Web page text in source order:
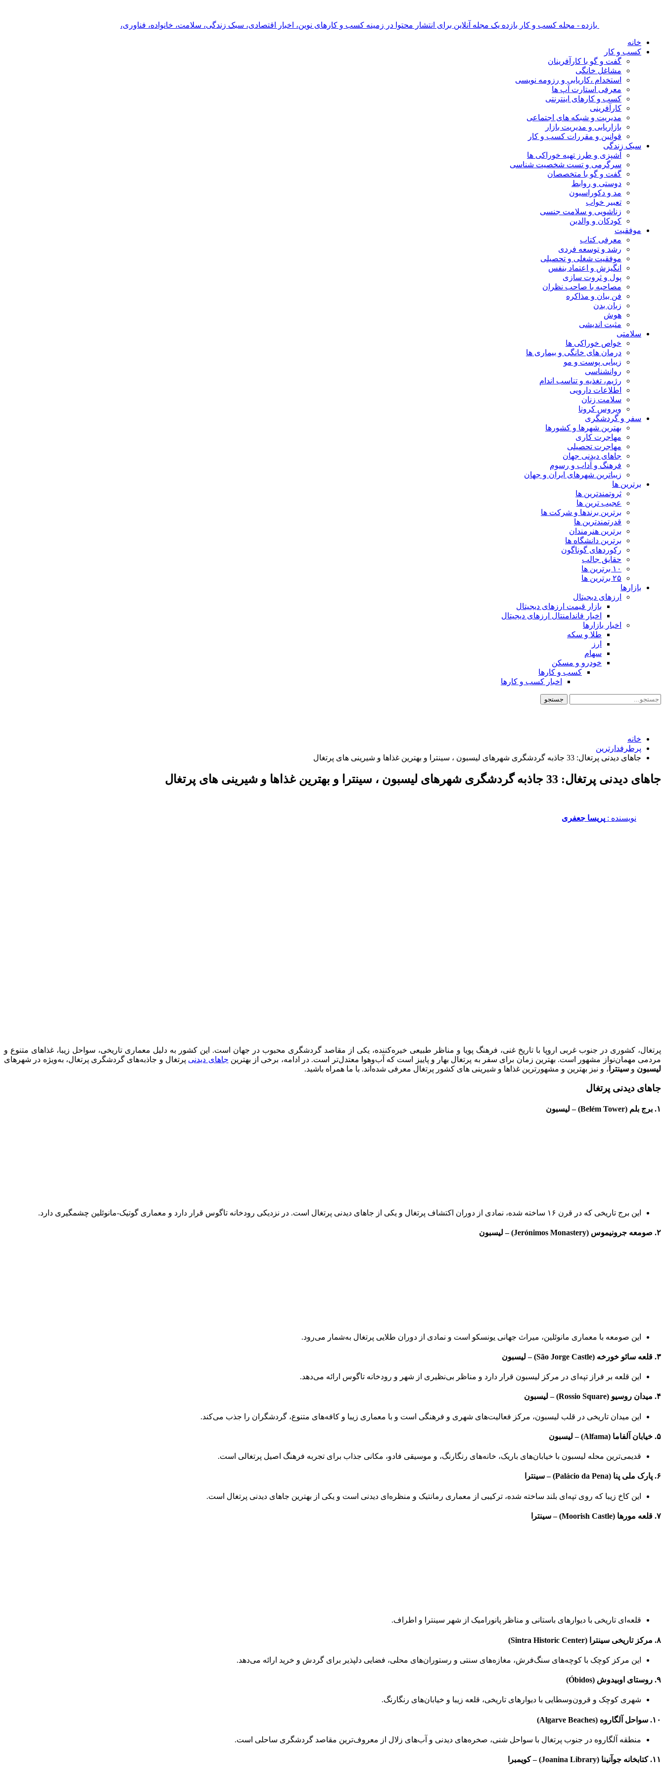
بازده - مجله کسب و کار بازده یک مجله آنلاین برای انتشار محتوا در زمینه کسب و کارهای نوین، اخبار اقتصادی، سبک زندگی، سلامت، خانواده، فناوری،
خانه
کسب و کار
گفت و گو با کارآفرینان
مشاغل خانگی
استخدام ،کاریابی و رزومه نویسی
معرفی استارت آپ ها
کسب و کارهای اینترنتی
کارآفرینی
مدیریت و شبکه های اجتماعی
بازاریابی و مدیریت بازار
قوانین و مقررات کسب و کار
سبک زندگی
آشپزی و طرز تهیه خوراکی ها
سرگرمی و تست شخصیت شناسی
گفت و گو با متخصصان
دوستی و روابط
مد و دکوراسیون
تعبیر خواب
زناشویی و سلامت جنسی
کودکان و والدین
موفقیت
معرفی کتاب
رشد و توسعه فردی
موفقیت شغلی و تحصیلی
انگیزش و اعتماد بنفس
پول و ثروت سازی
مصاحبه با صاحب نظران
فن بیان و مذاکره
زبان بدن
هوش
مثبت اندیشی
سلامتی
خواص خوراکی ها
درمان های خانگی و بیماری ها
زیبایی پوست و مو
روانشناسی
رژیم، تغذیه و تناسب اندام
اطلاعات دارویی
سلامت زنان
ویروس کرونا
سفر و گردشگری
بهترین شهرها و کشورها
مهاجرت کاری
مهاجرت تحصیلی
جاهای دیدنی جهان
فرهنگ و آداب و رسوم
زیباترین شهرهای ایران و جهان
برترین ها
ثروتمندترین ها
عجیب ترین ها
برترین برندها و شرکت ها
قدرتمندترین ها
برترین هنرمندان
برترین دانشگاه ها
رکوردهای گوناگون
حقایق جالب
۱۰ برترین ها
۲۵ برترین ها
بازارها
ارزهای دیجیتال
بازار قیمت ارزهای دیجیتال
اخبار فاندامنتال ارزهای دیجیتال
اخبار بازارها
طلا و سکه
ارز
سهام
خودرو و مسکن
کسب و کارها
اخبار کسب و کارها
خانه
پرطرفدارترین
جاهای دیدنی پرتغال: 33 جاذبه گردشگری شهرهای لیسبون ، سینترا و بهترین غذاها و شیرینی های پرتغال
جاهای دیدنی پرتغال: 33 جاذبه گردشگری شهرهای لیسبون ، سینترا و بهترین غذاها و شیرینی های پرتغال
نویسنده :‌ پریسا جعفری
پرتغال، کشوری در جنوب غربی اروپا با تاریخ غنی، فرهنگ پویا و مناظر طبیعی خیره‌کننده، یکی از مقاصد گردشگری محبوب در جهان است. این کشور به دلیل معماری تاریخی، سواحل زیبا، غذاهای متنوع و
مردمی مهمان‌نواز مشهور است. بهترین زمان برای سفر به پرتغال بهار و پاییز است که آب‌وهوا معتدل‌تر است. در ادامه، برخی از بهترین جاهای دیدنی پرتغال و جاذبه‌های گردشگری پرتغال، به‌ویژه در شهرهای
لیسبون و سینترا ، و نیز بهترین و مشهورترین غذاها و شیرینی های کشور پرتغال معرفی شده‌اند. با ما همراه باشید.
جاهای دیدنی پرتغال
۱. برج بلم (Belém Tower) – لیسبون
این برج تاریخی که در قرن ۱۶ ساخته شده، نمادی از دوران اکتشاف پرتغال و یکی از جاهای دیدنی پرتغال است. در نزدیکی رودخانه تاگوس قرار دارد و معماری گوتیک-مانوئلین چشمگیری دارد.
۲. صومعه جرونیموس (Jerónimos Monastery) – لیسبون
این صومعه با معماری مانوئلین، میراث جهانی یونسکو است و نمادی از دوران طلایی پرتغال به‌شمار می‌رود.
۳. قلعه سائو خورخه (São Jorge Castle) – لیسبون
این قلعه بر فراز تپه‌ای در مرکز لیسبون قرار دارد و مناظر بی‌نظیری از شهر و رودخانه تاگوس ارائه می‌دهد.
۴. میدان روسیو (Rossio Square) – لیسبون
این میدان تاریخی در قلب لیسبون، مرکز فعالیت‌های شهری و فرهنگی است و با معماری زیبا و کافه‌های متنوع، گردشگران را جذب می‌کند.
۵. خیابان آلفاما (Alfama) – لیسبون
قدیمی‌ترین محله لیسبون با خیابان‌های باریک، خانه‌های رنگارنگ، و موسیقی فادو، مکانی جذاب برای تجربه فرهنگ اصیل پرتغالی است.
۶. پارک ملی پنا (Palácio da Pena) – سینترا
این کاخ زیبا که روی تپه‌ای بلند ساخته شده، ترکیبی از معماری رمانتیک و منظره‌ای دیدنی است و یکی از بهترین جاهای دیدنی پرتغال است.
۷. قلعه مورها (Moorish Castle) – سینترا
قلعه‌ای تاریخی با دیوارهای باستانی و مناظر پانورامیک از شهر سینترا و اطراف.
۸. مرکز تاریخی سینترا (Sintra Historic Center)
این مرکز کوچک با کوچه‌های سنگ‌فرش، مغازه‌های سنتی و رستوران‌های محلی، فضایی دلپذیر برای گردش و خرید ارائه می‌دهد.
۹. روستای اوبیدوش (Óbidos)
شهری کوچک و قرون‌وسطایی با دیوارهای تاریخی، قلعه زیبا و خیابان‌های رنگارنگ.
۱۰. سواحل آلگاروه (Algarve Beaches)
منطقه آلگاروه در جنوب پرتغال با سواحل شنی، صخره‌های دیدنی و آب‌های زلال از معروف‌ترین مقاصد گردشگری ساحلی است.
۱۱. کتابخانه جوآنینا (Joanina Library) – کویمبرا